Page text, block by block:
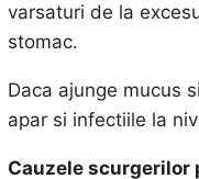
varsaturi de la
stomac.
Daca ajunge mucus
apar si infectiile la
Cauzele